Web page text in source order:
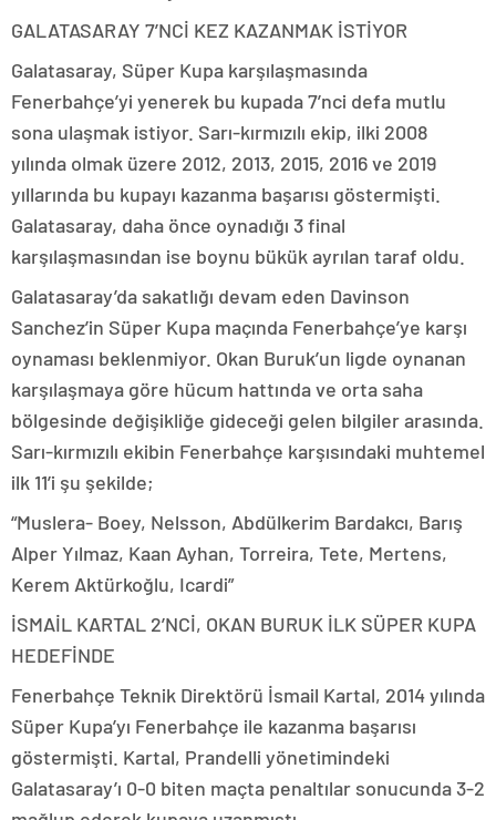
GALATASARAY 7’NCİ KEZ KAZANMAK İSTİYOR
Galatasaray, Süper Kupa karşılaşmasında
Fenerbahçe’yi yenerek bu kupada 7’nci defa mutlu
sona ulaşmak istiyor. Sarı-kırmızılı ekip, ilki 2008
yılında olmak üzere 2012, 2013, 2015, 2016 ve 2019
yıllarında bu kupayı kazanma başarısı göstermişti.
Galatasaray, daha önce oynadığı 3 final
karşılaşmasından ise boynu bükük ayrılan taraf oldu.
Galatasaray’da sakatlığı devam eden Davinson
Sanchez’in Süper Kupa maçında Fenerbahçe’ye karşı
oynaması beklenmiyor. Okan Buruk’un ligde oynanan
karşılaşmaya göre hücum hattında ve orta saha
bölgesinde değişikliğe gideceği gelen bilgiler arasında.
Sarı-kırmızılı ekibin Fenerbahçe karşısındaki muhtemel
ilk 11’i şu şekilde;
“Muslera- Boey, Nelsson, Abdülkerim Bardakcı, Barış
Alper Yılmaz, Kaan Ayhan, Torreira, Tete, Mertens,
Kerem Aktürkoğlu, Icardi”
İSMAİL KARTAL 2’NCİ, OKAN BURUK İLK SÜPER KUPA
HEDEFİNDE
Fenerbahçe Teknik Direktörü İsmail Kartal, 2014 yılında
Süper Kupa’yı Fenerbahçe ile kazanma başarısı
göstermişti. Kartal, Prandelli yönetimindeki
Galatasaray’ı 0-0 biten maçta penaltılar sonucunda 3-2